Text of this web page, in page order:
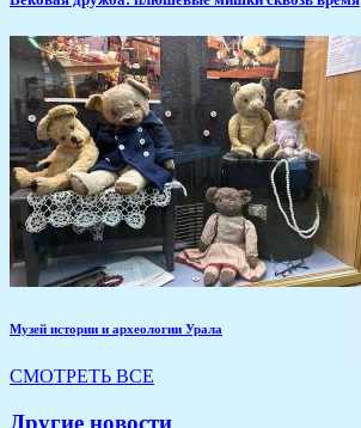
Музей истории и археологии Урала
СМОТРЕТЬ ВСЕ
Другие новости